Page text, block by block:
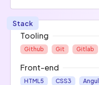
technologique
dernières années
Stack
Tooling
Github Git Gitlab
Front-end
HTML5 CSS3